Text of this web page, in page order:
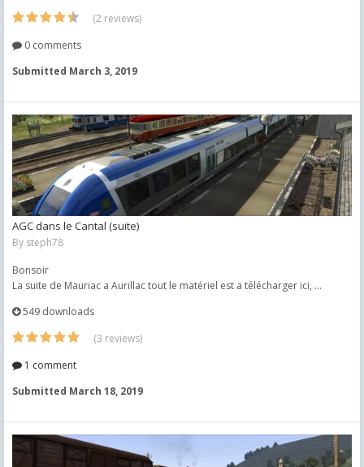
(2 reviews)
0 comments
Submitted March 3, 2019
AGC dans le Cantal (suite)
By steph78
Bonsoir
La suite de Mauriac a Aurillac tout le matériel est a télécharger ici, ...
549 downloads
(3 reviews)
1 comment
Submitted March 18, 2019